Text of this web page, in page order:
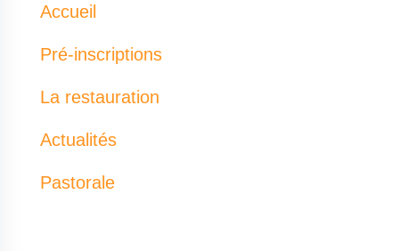
Accueil
Pré-inscriptions
La restauration
Actualités
Pastorale